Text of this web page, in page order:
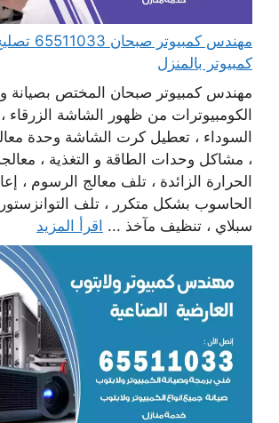
مهندس
كمبيوتر بالمنزل
مهندس كمبيوتر صبحان المختص بصيانة
الكومبيوترات من ظهور الشاشة
السوداء ، تعطيل كرت الشاشة وحدة
، مشاكل وحدات الطاقة و التغذية ،
الحرارة الزائدة ، تلف معالج الرسوم ،
الحاسوب بشكل متكرر ، تلف التوانزستور
سبلاي ، تنظيف مآخذ ... اقرأ المزيد